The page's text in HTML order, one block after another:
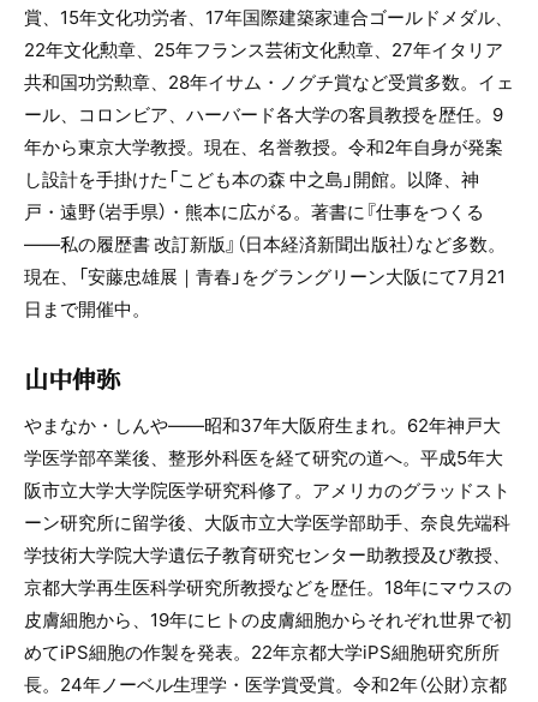
賞、15年文化功労者、17年国際建築家連合ゴールドメダル、
22年文化勲章、25年フランス芸術文化勲章、27年イタリア
共和国功労勲章、28年イサム・ノグチ賞など受賞多数。イェ
ール、コロンビア、ハーバード各大学の客員教授を歴任。9
年から東京大学教授。現在、名誉教授。令和2年自身が発案
し設計を手掛けた「こども本の森 中之島」開館。以降、神
戸・遠野（岩手県）・熊本に広がる。著書に『仕事をつくる
――私の履歴書 改訂新版』（日本経済新聞出版社）など多数。
現在、「安藤忠雄展｜青春」をグラングリーン大阪にて7月21
日まで開催中。
山中伸弥
やまなか・しんや――昭和37年大阪府生まれ。62年神戸大
学医学部卒業後、整形外科医を経て研究の道へ。平成5年大
阪市立大学大学院医学研究科修了。アメリカのグラッドスト
ーン研究所に留学後、大阪市立大学医学部助手、奈良先端科
学技術大学院大学遺伝子教育研究センター助教授及び教授、
京都大学再生医科学研究所教授などを歴任。18年にマウスの
皮膚細胞から、19年にヒトの皮膚細胞からそれぞれ世界で初
めてiPS細胞の作製を発表。22年京都大学iPS細胞研究所所
長。24年ノーベル生理学・医学賞受賞。令和2年（公財）京都